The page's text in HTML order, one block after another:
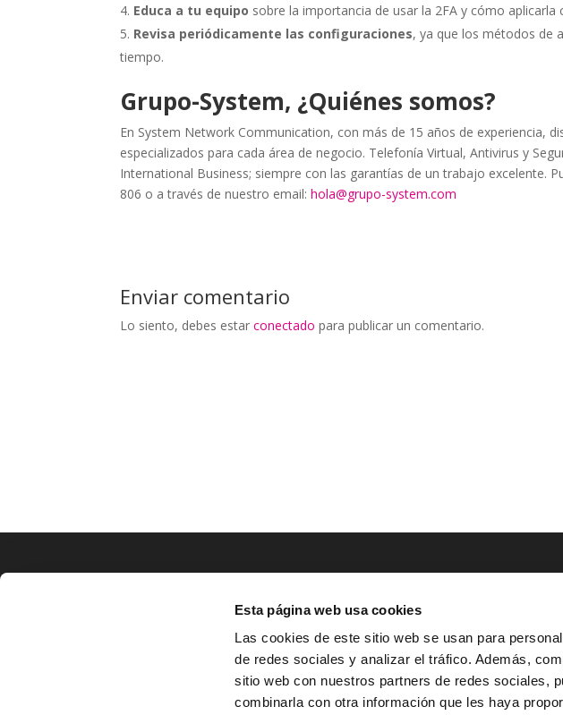
Esta página web usa cookies
Las cookies de este sitio web se usan para
de redes sociales y analizar el tráfico. Además,
sitio web con nuestros partners de redes sociales,
combinarla con otra información que les haya
Educa a tu equipo sobre la importancia de usar la 2FA y cómo aplicarla
Revisa periódicamente las configuraciones, ya que los métodos de
tiempo.
Grupo-System, ¿Quiénes somos?
En System Network Communication, con más de 15 años de experiencia,
especializados para cada área de negocio. Telefonía Virtual, Antivirus y
International Business; siempre con las garantías de un trabajo excelente.
806 o a través de nuestro email:hola@grupo-system.com
Enviar comentario
Lo siento, debes estarconectado para publicar un comentario.
LOCALIZACIÓN
Av. Zaragoza, Nº37, 1ºB,
31500 Tudela, Navarra
CONTACTO
 Tel.: (+34) 900 800 806

HOLA@GRUPO-